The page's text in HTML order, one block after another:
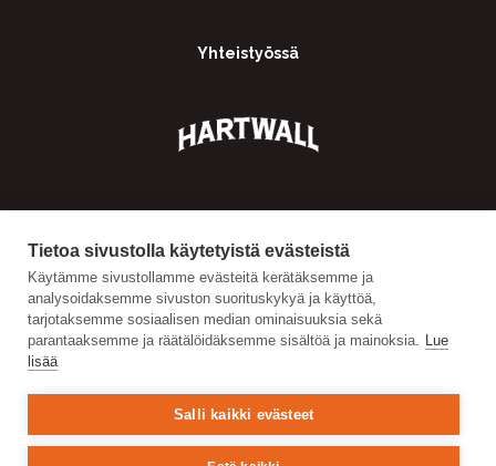
Tietoa sivustolla käytetyistä evästeistä
Käytämme sivustollamme evästeitä kerätäksemme ja
analysoidaksemme sivuston suorituskykyä ja käyttöä,
tarjotaksemme sosiaalisen median ominaisuuksia sekä
parantaaksemme ja räätälöidäksemme sisältöä ja mainoksia. Lue
lisää
Salli kaikki evästeet
Yhteistyössä